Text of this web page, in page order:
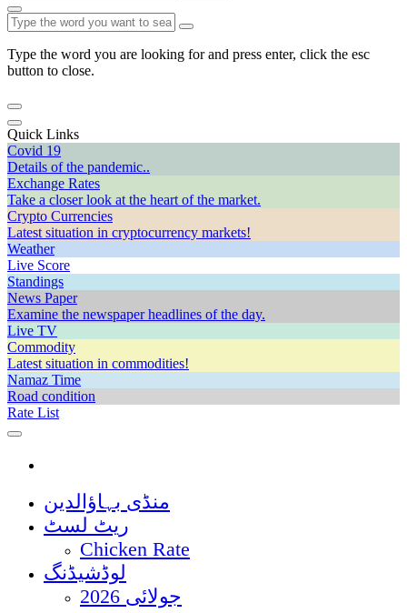
Type the word you are looking for and press enter, click the esc
button to close.
Quick Links
Covid 19
Details of the pandemic..
Exchange Rates
Take a closer look at the heart of the market.
Crypto Currencies
Latest situation in cryptocurrency markets!
Weather
Live Score
Standings
News Paper
Examine the newspaper headlines of the day.
Live TV
Commodity
Latest situation in commodities!
Namaz Time
Road condition
Rate List
منڈی بہاؤالدین
ریٹ لسٹ
Chicken Rate
لوڈشیڈنگ
جولائی 2026